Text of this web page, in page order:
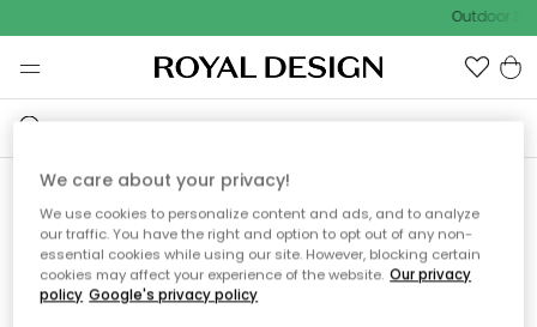
Outdoor
Emme valitettavasti löydä
etsimääsi sivua
We care about your privacy!
We use cookies to personalize content and ads, and to analyze
our traffic. You have the right and option to opt out of any non-
essential cookies while using our site. However, blocking certain
cookies may affect your experience of the website. Our privacy
policy Google's privacy policy